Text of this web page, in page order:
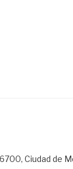
Ciudad de